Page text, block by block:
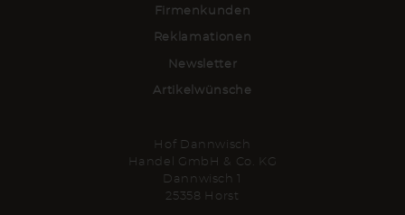
Firmenkunden
Reklamationen
Newsletter
Artikelwünsche
Hof Dannwisch
Handel GmbH & Co. KG
Dannwisch 1
25358 Horst